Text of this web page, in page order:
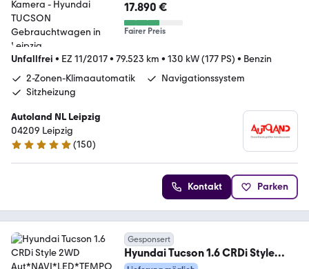
17.890 €
Fairer Preis
Unfallfrei • EZ 11/2017• 79.523 km • 130 kW (177 PS) • Benzin
2-Zonen-Klimaautomatik
Navigationssystem
Sitzheizung
Autoland NL Leipzig
04209 Leipzig
4.8 Sterne
(150)
Kontakt Parken
Gesponsert
Hyundai Tucson 1.6 CRDi Style